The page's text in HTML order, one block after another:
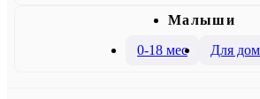
Малыши
0-18 мес
Для